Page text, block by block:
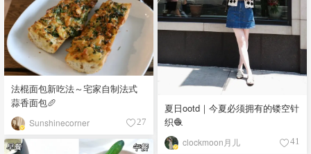
夏日ootd｜今夏必须拥有的镂空针
织🧶
clockmoon月儿 41
法棍面包新吃法～宅家自制法式
蒜香面包🥖
Sunshinecorner 27